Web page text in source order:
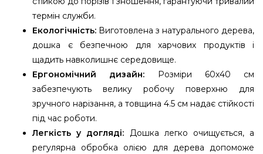
термін служби.
Екологічність: Виготовлена з натурального дерева,
дошка є безпечною для харчових продуктів і
щадить навколишнє середовище.
Ергономічний дизайн: Розміри 60x40 см
забезпечують велику робочу поверхню для
зручного нарізання, а товщина 4.5 см надає стійкості
під час роботи.
Легкість у догляді: Дошка легко очищується, а
регулярна обробка олією для дерева допоможе